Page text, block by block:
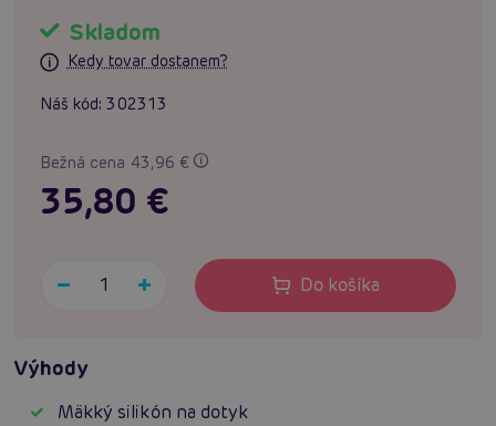
Skladom
Kedy tovar dostanem?
Náš kód: 302313
Bežná cena 43,96 €
35,80 €
Do košíka
Výhody
Mäkký silikón na dotyk